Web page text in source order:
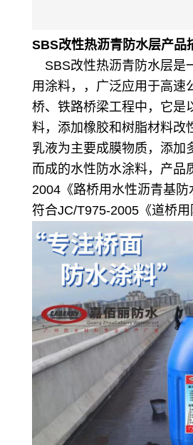
SBS改性热沥青防水层产品
SBS改性热沥青防水层是
用涂料，，广泛应用于高速
桥、铁路桥梁工程中，它是
料，添加橡胶和树脂材料改
乳液为主要成膜物质，添加
而成的水性防水涂料，产品
2004《路桥用水性沥青基
符合JC/T975-2005《道桥用